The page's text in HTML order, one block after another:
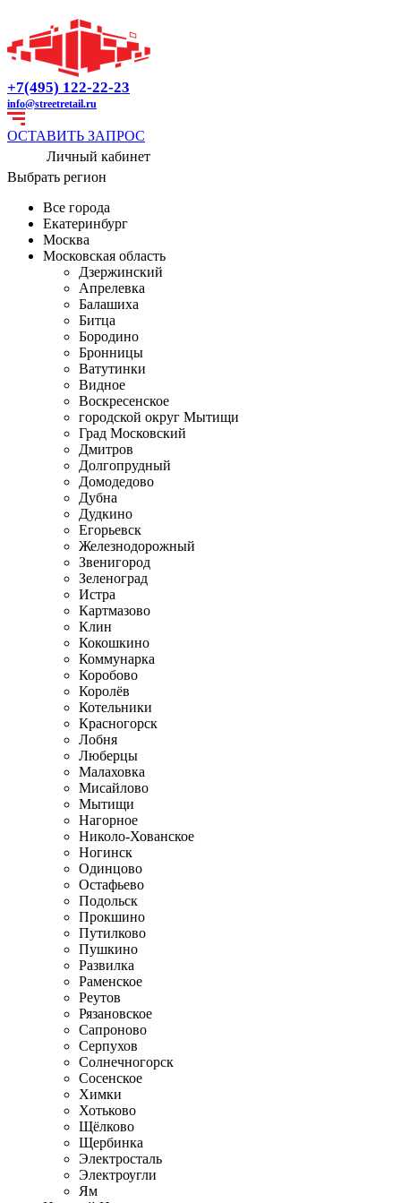
+7(495) 122-22-23
info@streetretail.ru
ОСТАВИТЬ ЗАПРОС
Личный кабинет
Выбрать регион
Все города
Екатеринбург
Москва
Московская область
Дзержинский
Апрелевка
Балашиха
Битца
Бородино
Бронницы
Ватутинки
Видное
Воскресенское
городской округ Мытищи
Град Московский
Дмитров
Долгопрудный
Домодедово
Дубна
Дудкино
Егорьевск
Железнодорожный
Звенигород
Зеленоград
Истра
Картмазово
Клин
Кокошкино
Коммунарка
Коробово
Королёв
Котельники
Красногорск
Лобня
Люберцы
Малаховка
Мисайлово
Мытищи
Нагорное
Николо-Хованское
Ногинск
Одинцово
Остафьево
Подольск
Прокшино
Путилково
Пушкино
Развилка
Раменское
Реутов
Рязановское
Сапроново
Серпухов
Солнечногорск
Сосенское
Химки
Хотьково
Щёлково
Щербинка
Электросталь
Электроугли
Ям